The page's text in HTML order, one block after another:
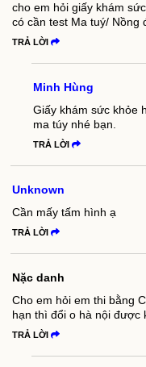
cho em hỏi giấy khám
có cần test Ma tuý/ Nồng
TRẢ LỜI
Minh Hùng
Giấy khám sức khỏe
ma túy nhé bạn.
TRẢ LỜI
Unknown
Cần mấy tấm hình ạ
TRẢ LỜI
Nặc danh
Cho em hỏi em thi bằng
hạn thì đổi o hà nội được
TRẢ LỜI